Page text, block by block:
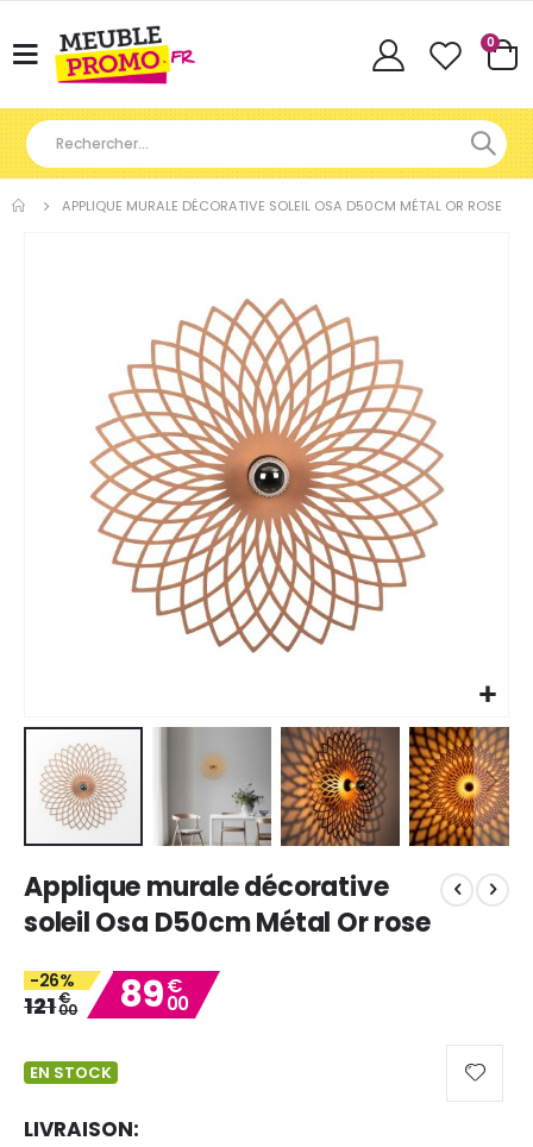
Basculer
Cart
0
APPLIQUE MURALE DÉCORATIVE SOLEIL OSA D50CM MÉTAL OR ROSE
to
the
beginning
the
images
Applique murale décorative
soleil Osa D50cm Métal Or rose
-26%
121€
00 89€
00
EN STOCK
LIVRAISON: